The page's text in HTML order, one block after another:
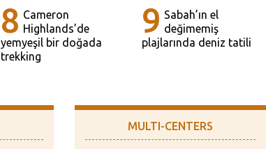
8 Cameron
Highlands’de
yemyeşil bir doğada
trekking
9 Sabah’ın el
değimemiş
plajlarında deniz tatili
MULTI-CENTERS